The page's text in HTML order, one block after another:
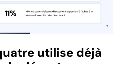
utilise déjà